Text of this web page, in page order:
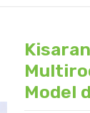
Model